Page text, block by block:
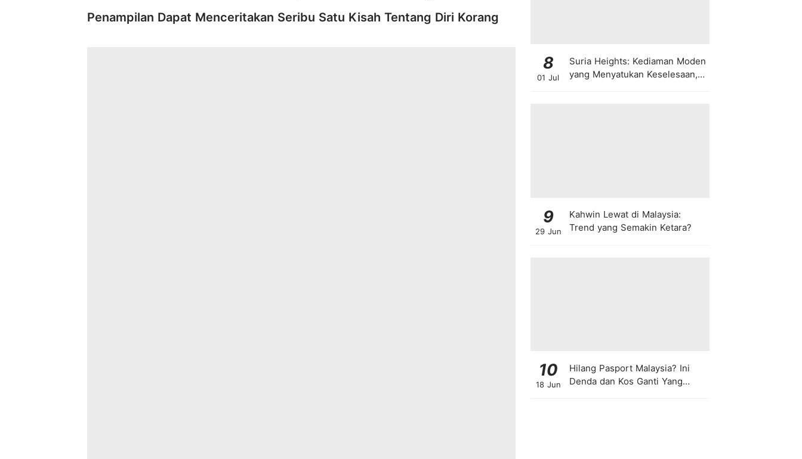
Penampilan Dapat Menceritakan Seribu Satu Kisah Tentang Diri Korang
8
01 Jul
Suria Heights: Kediaman Moden
yang Menyatukan Keselesaan,
9
29 Jun
Kahwin Lewat di Malaysia:
Trend yang Semakin Ketara?
10
18 Jun
Hilang Pasport Malaysia? Ini
Denda dan Kos Ganti Yang